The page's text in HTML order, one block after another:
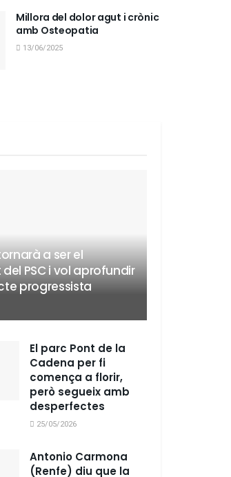
Millora del dolor agut i crònic
amb Osteopatia
13/06/2025
a ser el
PSC i vol aprofundir
progressista
El parc Pont de la
Cadena per fi
comença a florir,
però segueix amb
desperfectes
25/05/2026
Antonio Carmona
(Renfe) diu que la